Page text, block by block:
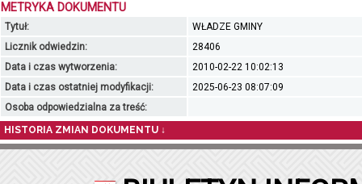
METRYKA DOKUMENTU
Tytuł:
WŁADZE GMINY
Licznik odwiedzin:
28406
Data i czas wytworzenia:
2010-02-22 10:02:13
Data i czas ostatniej modyfikacji:
2025-06-23 08:07:09
Osoba odpowiedzialna za treść:
HISTORIA ZMIAN DOKUMENTU ↓